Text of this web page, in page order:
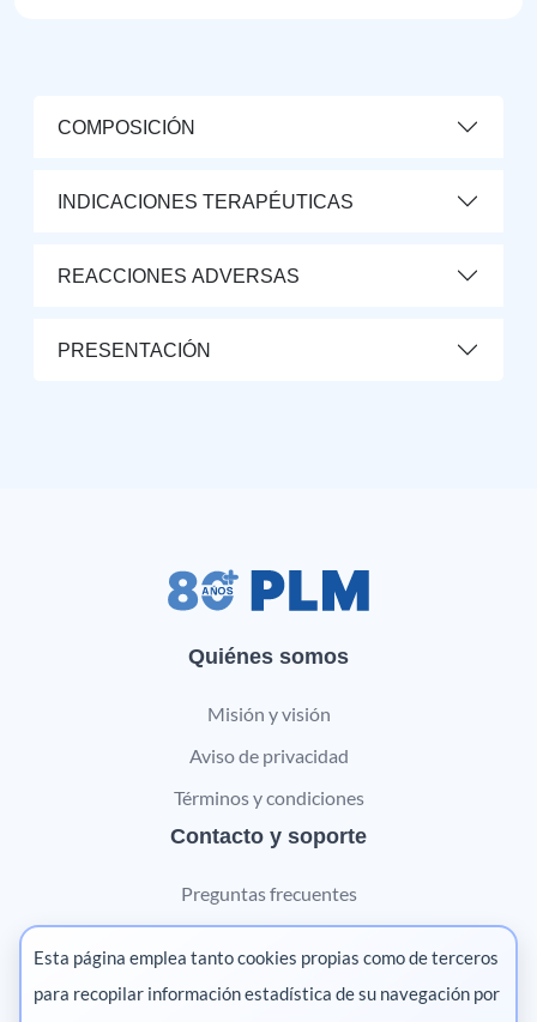
COMPOSICIÓN
INDICACIONES TERAPÉUTICAS
REACCIONES ADVERSAS
PRESENTACIÓN
Quiénes somos
Misión y visión
Aviso de privacidad
Términos y condiciones
Contacto y soporte
Preguntas frecuentes
Contáctanos
Marketing digital
Esta página emplea tanto cookies propias como de terceros
para recopilar información estadística de su navegación por